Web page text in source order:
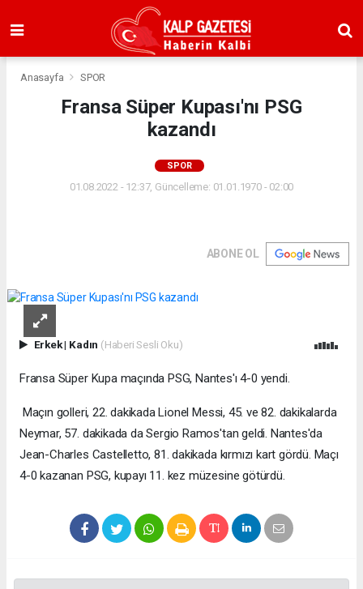
Anasayfa SPOR
Fransa Süper Kupası'nı PSG
kazandı
SPOR
01.08.2022 - 12:37, Güncelleme: 01.01.1970 - 02:00
ABONE OL
Erkek| Kadın (Haberi Sesli Oku)
Fransa Süper Kupa maçında PSG, Nantes'ı 4-0 yendi.
Maçın golleri, 22. dakikada Lionel Messi, 45. ve 82. dakikalarda
Neymar, 57. dakikada da Sergio Ramos'tan geldi. Nantes'da
Jean-Charles Castelletto, 81. dakikada kırmızı kart gördü. Maçı
4-0 kazanan PSG, kupayı 11. kez müzesine götürdü.